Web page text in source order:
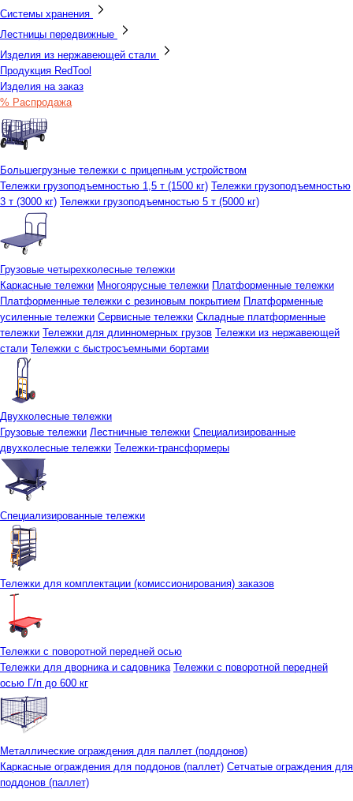
Системы хранения
Лестницы передвижные
Изделия из нержавеющей стали
Продукция RedTool
Изделия на заказ
% Распродажа
Большегрузные тележки с прицепным устройством
Тележки грузоподъемностью 1,5 т (1500 кг) Тележки грузоподъемностью
3 т (3000 кг) Тележки грузоподъемностью 5 т (5000 кг)
Грузовые четырехколесные тележки
Каркасные тележки Многоярусные тележки Платформенные тележки
Платформенные тележки с резиновым покрытием Платформенные
усиленные тележки Сервисные тележки Складные платформенные
тележки Тележки для длинномерных грузов Тележки из нержавеющей
стали Тележки с быстросъемными бортами
Двухколесные тележки
Грузовые тележки Лестничные тележки Специализированные
двухколесные тележки Тележки-трансформеры
Специализированные тележки
Тележки для комплектации (комиссионирования) заказов
Тележки с поворотной передней осью
Тележки для дворника и садовника Тележки с поворотной передней
осью Г/п до 600 кг
Металлические ограждения для паллет (поддонов)
Каркасные ограждения для поддонов (паллет) Сетчатые ограждения для
поддонов (паллет)